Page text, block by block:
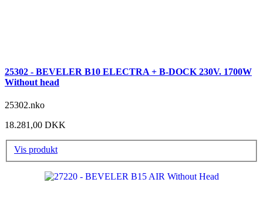
25302 - BEVELER B10 ELECTRA + B-DOCK 230V. 1700W
Without head
25302.nko
18.281,00 DKK
Vis produkt